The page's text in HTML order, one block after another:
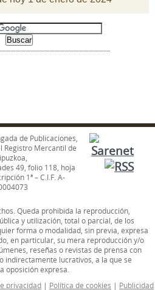
de Publicaciones,
Registro Mercantil de
49, folio 118, hoja
1ª – C.I.F. A-
Queda prohibida la reproducción,
y utilización, total o parcial, de los
forma o modalidad, sin previa, expresa
en particular, su mera reproducción y/o
reseñas o revistas de prensa con
indirectamente lucrativos, a la que se
oposición expresa.
privacidad | Política de cookies | Publicidad